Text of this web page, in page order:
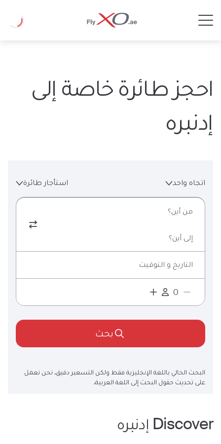
Loading
احجز طائرة خاصة إلى
إدنبره
اتجاه واحد استأجار طائرة
من أين؟
إلى أين؟
التاريخ و التوقيت
بحث
البحث الحالي باللغة الإنجليزية فقط ولكن التسعير دقيق. نحن نعمل
على تحديث حقول البحث إلى اللغة العربية.
Discover إدنبره